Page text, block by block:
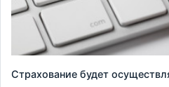
Страхование будет